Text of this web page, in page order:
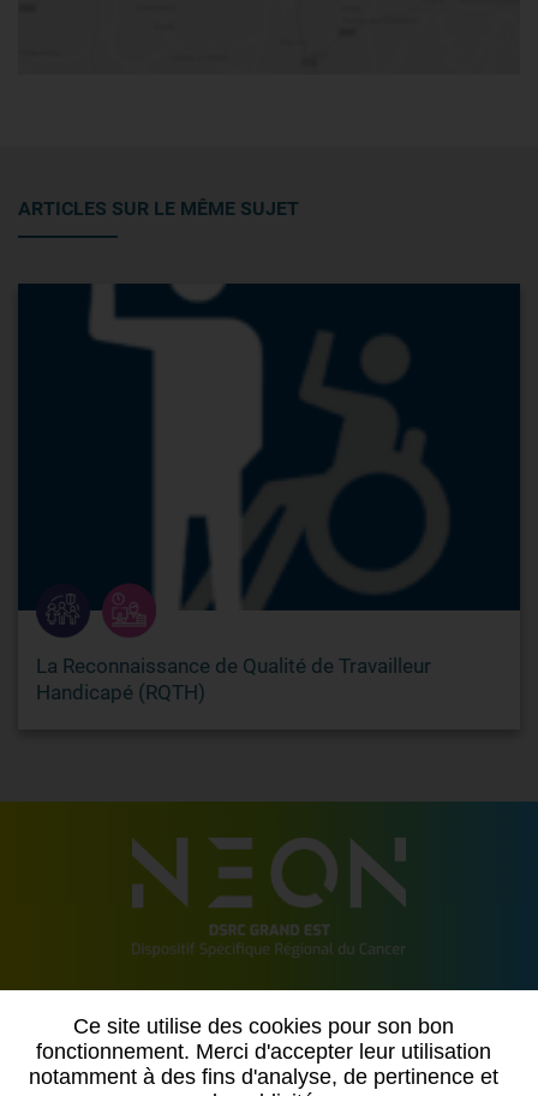
Ce site utilise des cookies pour son bon
fonctionnement. Merci d'accepter leur utilisation
notamment à des fins d'analyse, de pertinence et
ARTICLES SUR LE MÊME SUJET
La Reconnaissance de Qualité de Travailleur
Handicapé (RQTH)
54500 VANDOEUVRE LES NANCY